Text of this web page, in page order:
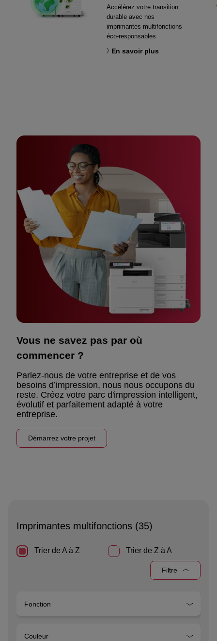
Accélérez votre transition
durable avec nos
imprimantes multifonctions
éco-responsables
En savoir plus
Vous ne savez pas par où
commencer ?
Parlez-nous de votre entreprise et de vos
besoins d’impression, nous nous occupons du
reste. Créez votre parc d'impression intelligent,
évolutif et parfaitement adapté à votre
entreprise.
Démarrez votre projet
Imprimantes multifonctions (35)
Trier de A à Z Trier de Z à A
Filtre
Fonction
Couleur